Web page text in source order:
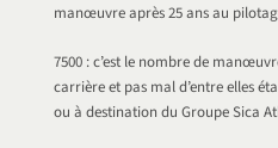
manœuvre après 25 ans au
7500 : c’est le nombre de
carrière et pas mal d’entre elles
ou à destination du Groupe Sica